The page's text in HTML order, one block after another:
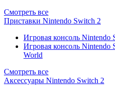
Смотреть все
Приставки Nintendo Switch 2
Игровая консоль Nintendo
Игровая консоль
World
Смотреть все
Аксессуары Nintendo Switch 2